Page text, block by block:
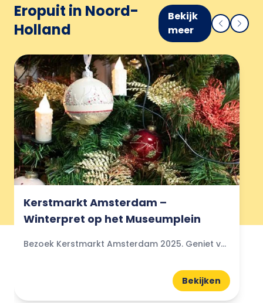
Eropuit in Noord-
Holland
Bekijk
meer
Kerstmarkt Amsterdam –
Winterpret op het Museumplein
Bezoek Kerstmarkt Amsterdam 2025. Geniet van de sfeervolle ijsbaan op het Museumplein, winterse kramen, lichtjes en gezelligheid in hartje hoofdstad.
Bekijken